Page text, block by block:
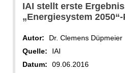
IAI stellt erste
„Energiesystem
Autor:
Dr. Clemens Düpmeier
Quelle:
IAI
Datum:
09.06.2016